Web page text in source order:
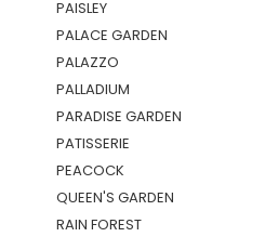
PAISLEY
PALACE GARDEN
PALAZZO
PALLADIUM
PARADISE GARDEN
PATISSERIE
PEACOCK
QUEEN'S GARDEN
RAIN FOREST